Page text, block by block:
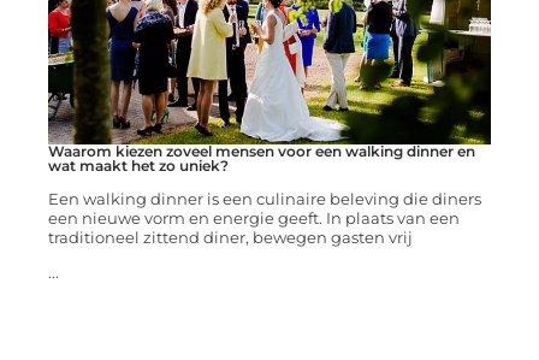
Waarom kiezen zoveel mensen voor een walking dinner en
wat maakt het zo uniek?
Een walking dinner is een culinaire beleving die diners
een nieuwe vorm en energie geeft. In plaats van een
traditioneel zittend diner, bewegen gasten vrij
...